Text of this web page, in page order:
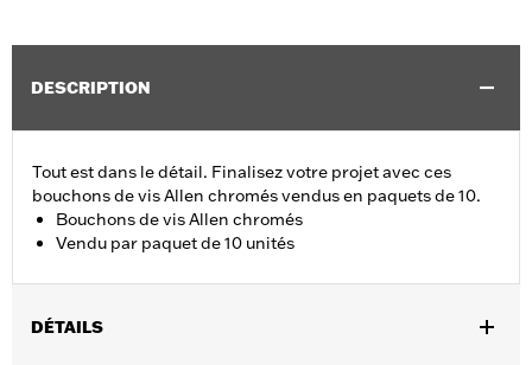
DESCRIPTION
Tout est dans le détail. Finalisez votre projet avec ces
bouchons de vis Allen chromés vendus en paquets de 10.
Bouchons de vis Allen chromés
Vendu par paquet de 10 unités
DÉTAILS